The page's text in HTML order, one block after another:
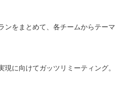
ンをまとめて、各チームからテーマ
に向けてガッツリミーティング。